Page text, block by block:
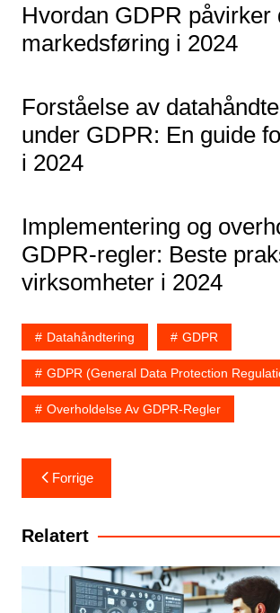
Hvordan GDPR påvirker
markedsføring i 2024
Forståelse av
under GDPR: En guide
i 2024
Implementering og
GDPR-regler: Beste
virksomheter i 2024
Datahåndtering GDPR
GDPR (General Data Protection
Overholdelse Av GDPR-Regler
Innleggsnavigasjon
Forrige
Relatert